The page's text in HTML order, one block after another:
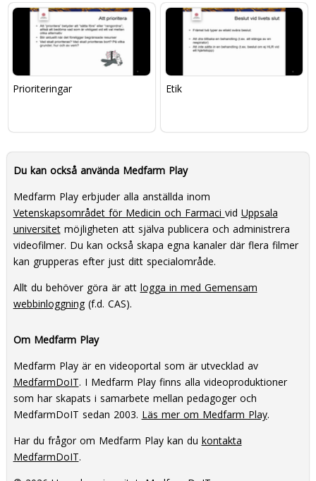
Prioriteringar Etik
Du kan också använda Medfarm Play
Medfarm Play erbjuder alla anställda inom
Vetenskapsområdet för Medicin och Farmaci vid Uppsala
universitetmöjligheten att själva publicera och administrera
videofilmer. Du kan också skapa egna kanaler där flera filmer
kan grupperas efter just ditt specialområde.
Allt du behöver göra är att logga in med Gemensam
webbinloggning(f.d. CAS).
Om Medfarm Play
Medfarm Play är en videoportal som är utvecklad av
MedfarmDoIT. I Medfarm Play finns alla videoproduktioner
som har skapats i samarbete mellan pedagoger och
MedfarmDoIT sedan 2003. Läs mer om Medfarm Play.
Har du frågor om Medfarm Play kan du kontakta
MedfarmDoIT.